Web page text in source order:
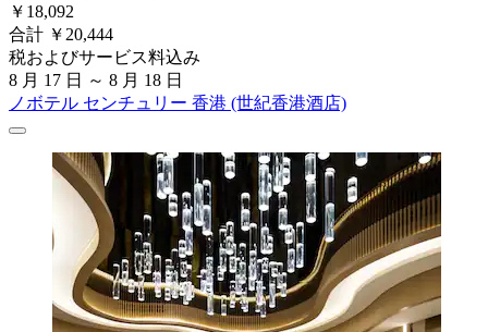
￥18,092
合計 ￥20,444
税およびサービス料込み
8 月 17 日 ～ 8 月 18 日
ノボテル センチュリー 香港 (世紀香港酒店)